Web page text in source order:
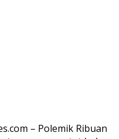
– Polemik Ribuan